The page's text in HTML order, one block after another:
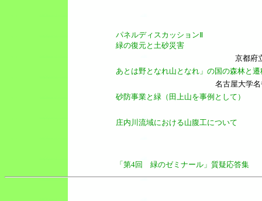
パネルディスカッションⅡ
緑の復元と土砂災害
京都府
あとは野となれ山となれ」の国の森林と遷
名古屋大学
砂防事業と緑（田上山を事例として）
庄内川流域における山腹工について
「第4回 緑のゼミナール」質疑応答集